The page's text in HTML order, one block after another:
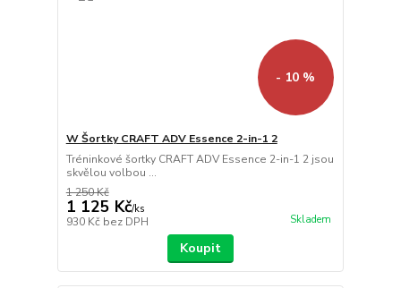
- 10 %
W Šortky CRAFT ADV Essence 2-in-1 2
Tréninkové šortky CRAFT ADV Essence 2-in-1 2 jsou
skvělou volbou ...
1 250 Kč
1 125 Kč/ks
930 Kč bez DPH Skladem
Koupit